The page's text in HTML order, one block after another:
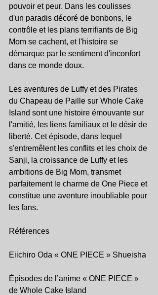
pouvoir et peur. Dans les coulisses
d'un paradis décoré de bonbons, le
contrôle et les plans terrifiants de Big
Mom se cachent, et l'histoire se
démarque par le sentiment d'inconfort
dans ce monde doux.
Les aventures de Luffy et des Pirates
du Chapeau de Paille sur Whole Cake
Island sont une histoire émouvante sur
l'amitié, les liens familiaux et le désir de
liberté. Cet épisode, dans lequel
s'entremêlent les conflits et les choix de
Sanji, la croissance de Luffy et les
ambitions de Big Mom, transmet
parfaitement le charme de One Piece et
constitue une aventure inoubliable pour
les fans.
Références
Eiichiro Oda « ONE PIECE » Shueisha
Épisodes de l’anime « ONE PIECE »
de Whole Cake Island